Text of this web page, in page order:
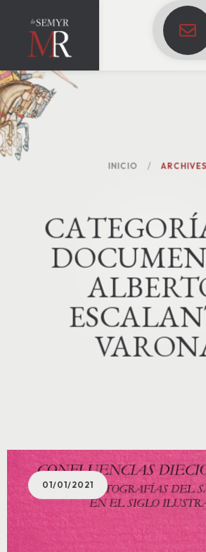
INICIO ARCHIVES
CATEGORÍ
DOCUME
01/01/2021